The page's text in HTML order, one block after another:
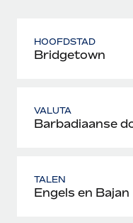
HOOFDSTAD
Bridgetown
VALUTA
Barbadiaanse
TALEN
Engels en Bajan